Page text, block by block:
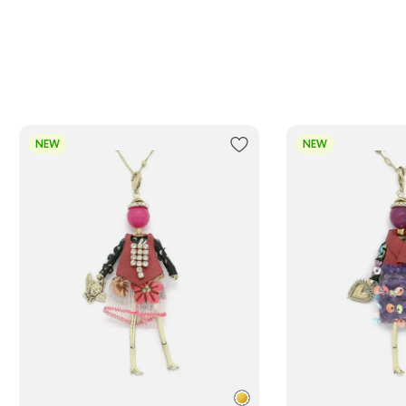
NEW NEW